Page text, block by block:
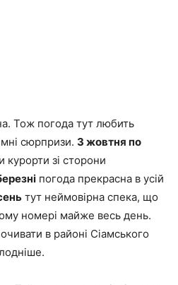
Тож погода тут любить
сюрпризи. З жовтня по
зі сторони
погода прекрасна в усій
тут неймовірна спека, що
номері майже весь день.
в районі Сіамського